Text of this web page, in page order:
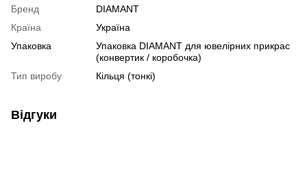
Бренд
DIAMANT
Країна
Україна
Упаковка
Упаковка DIAMANT для ювелірних прикрас
(конвертик / коробочка)
Тип виробу
Кільця (тонкі)
Відгуки